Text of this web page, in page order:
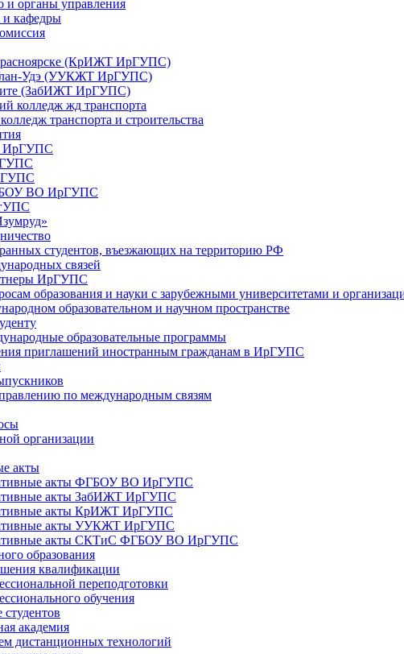
и органы управления
и кафедры
(КрИЖТ ИрГУПС)
Удэ (УУКЖТ ИрГУПС)
(ЗабИЖТ ИрГУПС)
колледж жд транспорта
транспорта и строительства
ВО ИрГУПС
студентов, въезжающих на территорию РФ
связей
ИрГУПС
образования и науки с зарубежными университетами и
образовательном и научном пространстве
образовательные программы
приглашений иностранным гражданам в ИрГУПС
по международным связям
организации
акты
акты ФГБОУ ВО ИрГУПС
акты ЗабИЖТ ИрГУПС
акты КрИЖТ ИрГУПС
акты УУКЖТ ИрГУПС
акты СКТиС ФГБОУ ВО ИрГУПС
образования
квалификации
переподготовки
обучения
академия
дистанционных технологий